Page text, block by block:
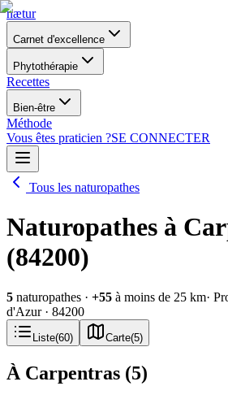
nætur
Carnet d'excellence
Phytothérapie
Recettes
Bien-être
Méthode
Vous êtes praticien ?SE CONNECTER
Tous les naturopathes
Naturopathes à
(84200)
5 naturopathes · +55 à moins de 25 km·
d'Azur· 84200
Liste(60) Carte(5)
À Carpentras (5)